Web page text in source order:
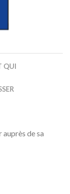
QUI
auprès de sa